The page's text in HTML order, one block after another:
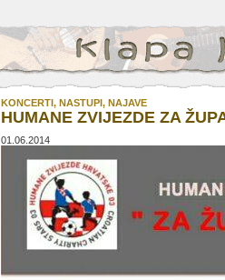
KONCERTI, NASTUPI, NAJAVE
HUMANE ZVIJEZDE ZA
01.06.2014